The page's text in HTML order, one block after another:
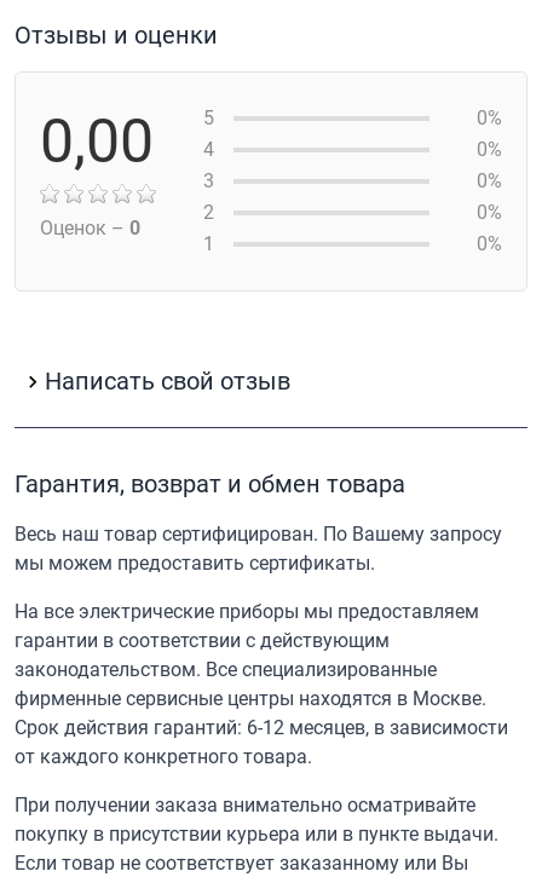
Отзывы и оценки
0,00
Оценок – 0
5
0%
4
0%
3
0%
2
0%
1
0%
Написать свой отзыв
Гарантия, возврат и обмен товара
Весь наш товар сертифицирован. По Вашему запросу
мы можем предоставить сертификаты.
На все электрические приборы мы предоставляем
гарантии в соответствии с действующим
законодательством. Все специализированные
фирменные сервисные центры находятся в Москве.
Срок действия гарантий: 6-12 месяцев, в зависимости
от каждого конкретного товара.
При получении заказа внимательно осматривайте
покупку в присутствии курьера или в пункте выдачи.
Если товар не соответствует заказанному или Вы